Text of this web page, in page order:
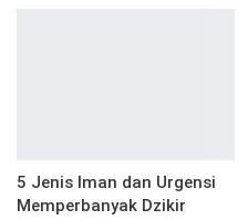
5 Jenis Iman dan Urgensi
Memperbanyak Dzikir